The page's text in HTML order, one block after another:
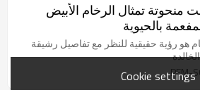
منحوتة تمثال الرخام الأبيض
بالحيوية
هو رؤية حقيقية للنظر مع تفاصيل رشيقة
Cookie settings